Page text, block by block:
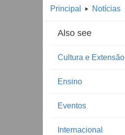
Principal Notícias
Also see
Cultura e Extensão
Ensino
Eventos
Internacional